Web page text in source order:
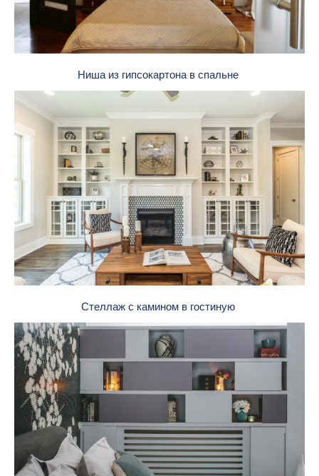
Ниша из гипсокартона в спальне
Стеллаж с камином в гостиную